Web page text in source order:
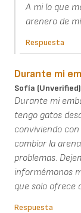
A mi lo que
arenero de
Respuesta
Durante mi
Sofía (unverified)
Durante mi
tengo gatos
conviviendo
cambiar la
problemas.
informémonos
que solo ofrece
Respuesta